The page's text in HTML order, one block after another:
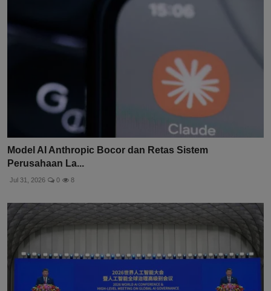
Model AI Anthropic Bocor dan Retas Sistem
Perusahaan La...
Jul 31, 2026 0 8